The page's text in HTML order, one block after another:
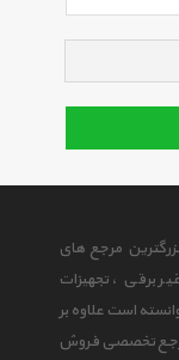
مرجع های
برقی ، تجهیزات
است علاوه بر
مرجع تخصصی فروش